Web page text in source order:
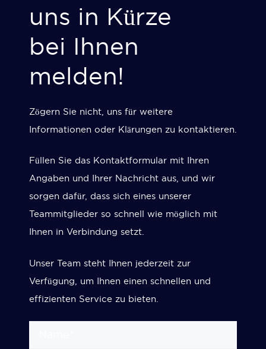
uns in Kürze
bei Ihnen
melden!
Zögern Sie nicht, uns für weitere
Informationen oder Klärungen zu kontaktieren.
Füllen Sie das Kontaktformular mit Ihren
Angaben und Ihrer Nachricht aus, und wir
sorgen dafür, dass sich eines unserer
Teammitglieder so schnell wie möglich mit
Ihnen in Verbindung setzt.
Unser Team steht Ihnen jederzeit zur
Verfügung, um Ihnen einen schnellen und
effizienten Service zu bieten.